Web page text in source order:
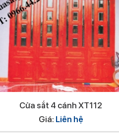
Cửa sắt 4 cánh XT112
Giá: Liên hệ